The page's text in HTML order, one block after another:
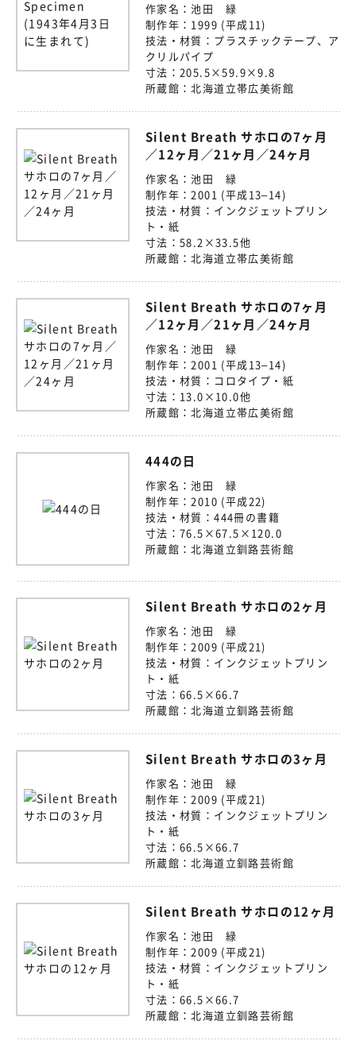
作家名：池田 緑
制作年： 1999 (平成11)
技法・材質： プラスチックテープ、ア
クリルパイプ
寸法： 205.5×59.9×9.8
所蔵館：北海道立帯広美術館
Silent Breath サホロの7ヶ月
／12ヶ月／21ヶ月／24ヶ月
作家名：池田 緑
制作年：2001 (平成13–14)
技法・材質： インクジェットプリン
ト・紙
寸法： 58.2×33.5他
所蔵館：北海道立帯広美術館
Silent Breath サホロの7ヶ月
／12ヶ月／21ヶ月／24ヶ月
作家名：池田 緑
制作年：2001 (平成13–14)
技法・材質： コロタイプ・紙
寸法： 13.0×10.0他
所蔵館：北海道立帯広美術館
444の日
作家名：池田 緑
制作年：2010 (平成22)
技法・材質：444冊の書籍
寸法： 76.5×67.5×120.0
所蔵館：北海道立釧路芸術館
Silent Breath サホロの2ヶ月
作家名：池田 緑
制作年：2009 (平成21)
技法・材質： インクジェットプリン
ト・紙
寸法： 66.5×66.7
所蔵館： 北海道立釧路芸術館
Silent Breath サホロの3ヶ月
作家名：池田 緑
制作年：2009 (平成21)
技法・材質： インクジェットプリン
ト・紙
寸法： 66.5×66.7
所蔵館： 北海道立釧路芸術館
Silent Breath サホロの12ヶ月
作家名：池田 緑
制作年：2009 (平成21)
技法・材質： インクジェットプリン
ト・紙
寸法： 66.5×66.7
所蔵館： 北海道立釧路芸術館